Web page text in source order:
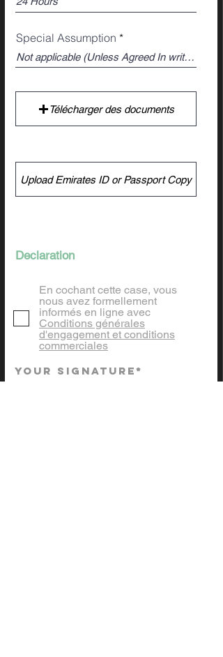
Special Assumption
Télécharger des documents
Upload Emirates ID or Passport Copy
En cochant cette case, vous
nous avez formellement
informés en ligne avec
Conditions générales
d'engagement et conditions
commerciales
Your Signature